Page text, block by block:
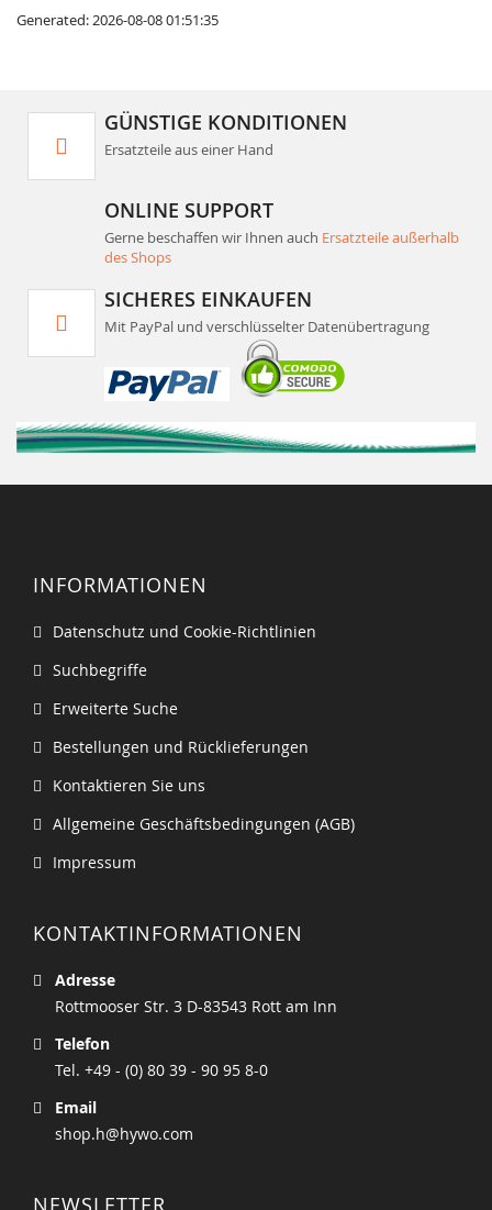
Generated: 2026-08-08 01:51:35
GÜNSTIGE KONDITIONEN
Ersatzteile aus einer Hand
ONLINE SUPPORT
Gerne beschaffen wir Ihnen auch Ersatzteile außerhalb
des Shops
SICHERES EINKAUFEN
Mit PayPal und verschlüsselter Datenübertragung
INFORMATIONEN
Datenschutz und Cookie-Richtlinien
Suchbegriffe
Erweiterte Suche
Bestellungen und Rücklieferungen
Kontaktieren Sie uns
Allgemeine Geschäftsbedingungen (AGB)
Impressum
KONTAKTINFORMATIONEN
Adresse
Rottmooser Str. 3 D-83543 Rott am Inn
Telefon
Tel. +49 - (0) 80 39 - 90 95 8-0
Email
shop.h@hywo.com
NEWSLETTER